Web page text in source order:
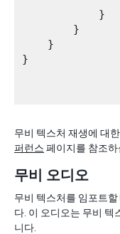
            }
        }
    }
}
무비 텍스처 재생에 대
퍼런스 페이지를 참조하
무비 오디오
무비 텍스처를 임포트
다. 이 오디오는 무비 텍
니다.